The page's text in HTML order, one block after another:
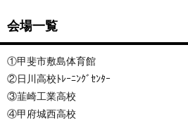
会場一覧
①甲斐市敷島体育館
②日川高校ﾄﾚｰﾆﾝｸﾞｾﾝﾀｰ
③韮崎工業高校
④甲府城西高校